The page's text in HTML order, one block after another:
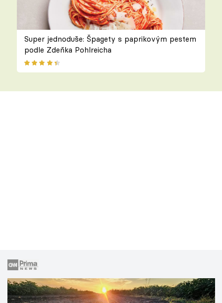
Super jednoduše: Špagety s paprikovým pestem
podle Zdeňka Pohlreicha